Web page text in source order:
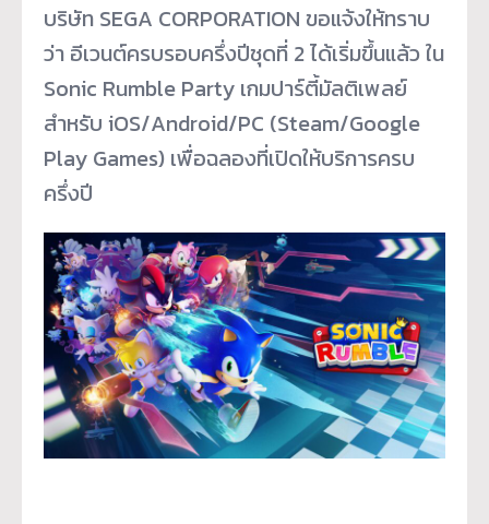
บริษัท SEGA CORPORATION ขอแจ้งให้ทราบ
ว่า อีเวนต์ครบรอบครึ่งปีชุดที่ 2 ได้เริ่มขึ้นแล้ว ใน
Sonic Rumble Party เกมปาร์ตี้มัลติเพลย์
สำหรับ iOS/Android/PC (Steam/Google
Play Games) เพื่อฉลองที่เปิดให้บริการครบ
ครึ่งปี